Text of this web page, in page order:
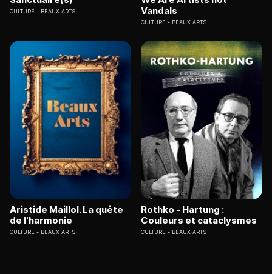
CULTURE BEAUX ARTS
Vandals
CULTURE BEAUX ARTS
Aristide Maillol. La quête
de l'harmonie
CULTURE BEAUX ARTS
Rothko - Hartung :
Couleurs et cataclysmes
CULTURE BEAUX ARTS